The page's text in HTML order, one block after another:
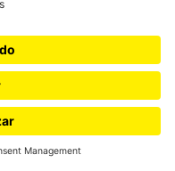
Agudelo
Esteban
10 noviembre de
Ganador Salón…